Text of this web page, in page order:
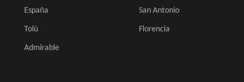
España San Antonio
Tolú Florencia
Admirable